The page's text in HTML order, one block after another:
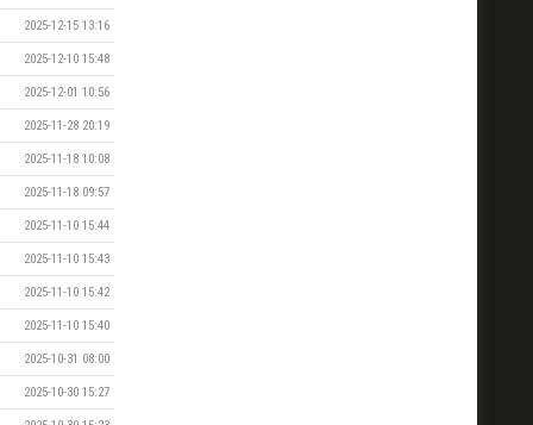
2025-12-15 13:16
2025-12-10 15:48
2025-12-01 10:56
2025-11-28 20:19
2025-11-18 10:08
2025-11-18 09:57
2025-11-10 15:44
2025-11-10 15:43
2025-11-10 15:42
2025-11-10 15:40
2025-10-31 08:00
2025-10-30 15:27